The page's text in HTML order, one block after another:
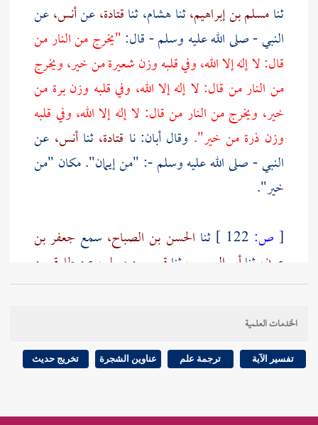
ثنامسلم بن إبراهيم،ثناهشام،ثناقتادة،عنأنس،عن
النبي - صلى الله عليه وسلم - قال:"يخرج من النار من
قال: لا إله إلا الله، وفي قلبه وزن شعيرة من خير، ويخرج
من النار من قال: لا إله إلا الله، وفي قلبه وزن برة من
خير، ويخرج من النار من قال: لا إله إلا الله، وفي قلبه
وزن ذرة من خير". وقال أبان:نا قتادة،ثناأنس، عن
النبي - صلى الله عليه وسلم -: "من إيمان". مكان "من
خير".
[ ص: ثنا الحسن بن الصباح، سمع جعفر بن
عون، ثناأبو العميس،ثناقيس بن مسلم، عن طارق بن
شهاب،عنعمر بن الخطاب،أن رجلا من اليهود قال له
يا أمير المؤمنين. آية في كتابكم تقرءونها، لو علينا معشر
اليهود نزلت تخذنا ذلك اليوم عيدا.
عليكم نعمتي ورضيت لكم الإسلام دينا[المائدة: 3].
الخدمات العلمية
تفسير الآية ترجمة علم عناوين الشجرة تخريج حديث